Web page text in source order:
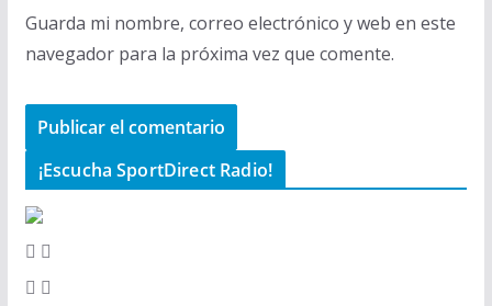
Guarda mi nombre, correo electrónico y web en este
navegador para la próxima vez que comente.
¡Escucha SportDirect Radio!